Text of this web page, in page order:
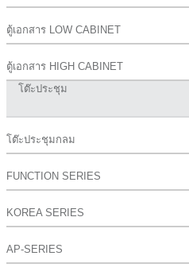
ตู้เอกสาร LOW CABINET
ตู้เอกสาร HIGH CABINET
โต๊ะประชุม
โต๊ะประชุมกลม
FUNCTION SERIES
KOREA SERIES
AP-SERIES